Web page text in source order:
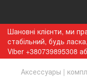
Шановні клієнти, ми
стабільний, будь
Viber +380739895308
Аксессуары |